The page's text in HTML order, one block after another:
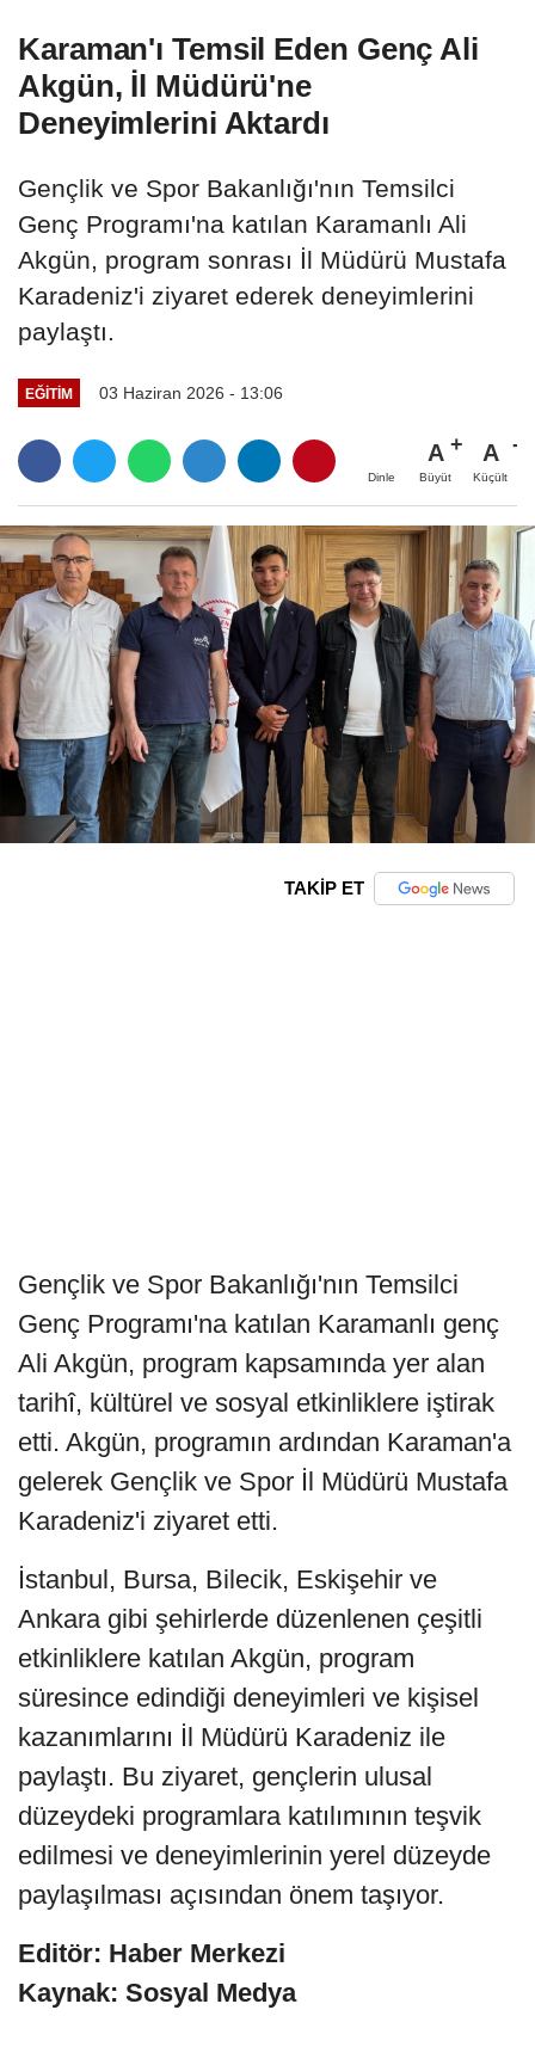
Karaman'ı Temsil Eden Genç Ali
Akgün, İl Müdürü'ne
Deneyimlerini Aktardı
Gençlik ve Spor Bakanlığı'nın Temsilci
Genç Programı'na katılan Karamanlı Ali
Akgün, program sonrası İl Müdürü Mustafa
Karadeniz'i ziyaret ederek deneyimlerini
paylaştı.
EĞITIM 03 Haziran 2026 - 13:06
Dinle
A
Büyüt
A
Küçült
TAKİP ET
Gençlik ve Spor Bakanlığı'nın Temsilci
Genç Programı'na katılan Karamanlı genç
Ali Akgün, program kapsamında yer alan
tarihî, kültürel ve sosyal etkinliklere iştirak
etti. Akgün, programın ardından Karaman'a
gelerek Gençlik ve Spor İl Müdürü Mustafa
Karadeniz'i ziyaret etti.
İstanbul, Bursa, Bilecik, Eskişehir ve
Ankara gibi şehirlerde düzenlenen çeşitli
etkinliklere katılan Akgün, program
süresince edindiği deneyimleri ve kişisel
kazanımlarını İl Müdürü Karadeniz ile
paylaştı. Bu ziyaret, gençlerin ulusal
düzeydeki programlara katılımının teşvik
edilmesi ve deneyimlerinin yerel düzeyde
paylaşılması açısından önem taşıyor.
Editör: Haber Merkezi
Kaynak: Sosyal Medya